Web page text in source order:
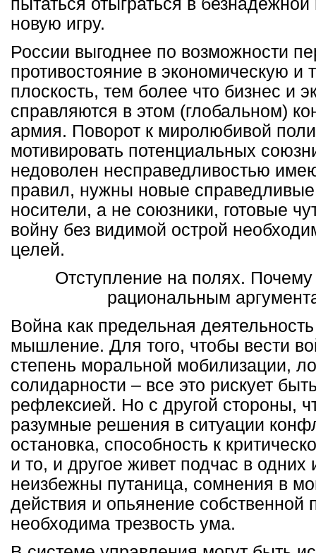
пытаться отыграться в
новую игру.
России выгоднее по возможности
противостояние в экономическую и
плоскость, тем более что бизнес и
справляются в этом (глобальном)
армия. Поворот к миролюбивой
мотивировать потенциальных
недоволен несправедливостью
правил, нужны новые
носители, а не союзники, готовые
войну без видимой острой
целей.
Отступление на полях. Почему
рациональным
Война как предельная
мышление. Для того, чтобы вести
степень моральной мобилизации,
солидарности – все это рискует
рефлексией. Но с другой стороны,
разумные решения в ситуации
остановка, способность к
и то, и другое живет подчас в одних
неизбежны путаница, сомнения в
действия и опьянение собственной
необходима трезвость ума.